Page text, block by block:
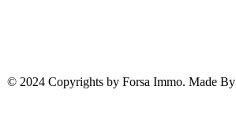
© 2024 Copyrights by Forsa Immo. Made By